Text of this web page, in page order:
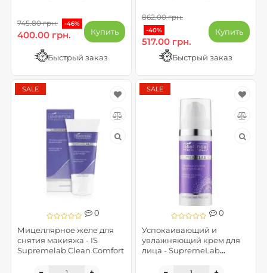
745.80 грн. -46%
400.00 грн. Купить
Быстрый заказ
862.00 грн.
-40%
517.00 грн.
Купить
Быстрый заказ
0
Мицеллярное желе для
снятия макияжа - IS
Supremelab Clean Comfort
SALE
0
Успокаивающий и
увлажняющий крем для
лица - SupremeLab
SALE